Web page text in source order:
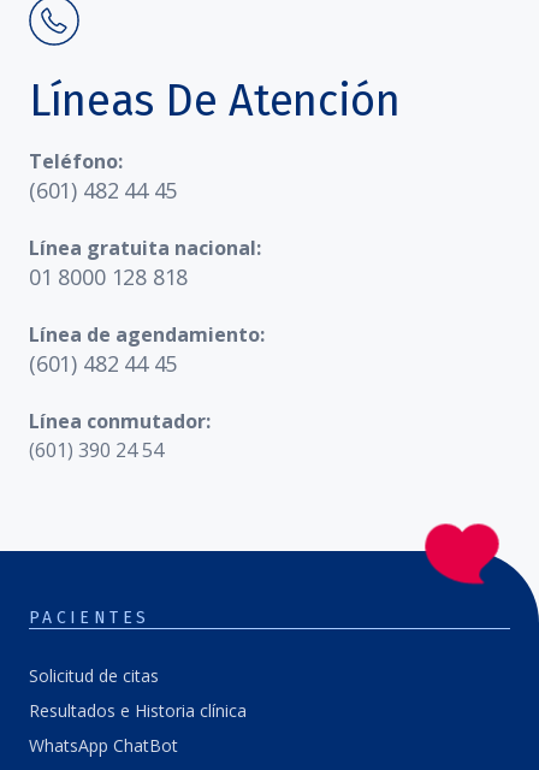
Líneas De Atención
Teléfono:
(601) 482 44 45
Línea gratuita nacional:
01 8000 128 818
Línea de agendamiento:
(601) 482 44 45
Línea conmutador:
(601) 390 24 54
PACIENTES
Solicitud de citas
Resultados e Historia clínica
WhatsApp ChatBot